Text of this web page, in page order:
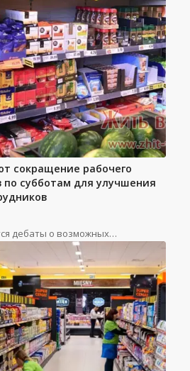
сокращение рабочего
по субботам для улучшения
дебаты о возможных…